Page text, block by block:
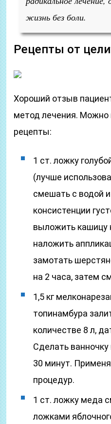
жизнь без боли.
Рецепты от
Хороший отзыв
метод лечения. Можно
рецепты:
1 ст. ложку
(лучше
смешать с водой
консистенции
выложить кашицу
наложить
замотать
на 2 часа, затем
1,5 кг
топинамбура
количестве 8 л,
Сделать ванночку
30 минут.
процедур.
1 ст. ложку меда
ложками